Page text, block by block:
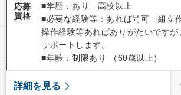
応募
資格
■学歴：あり 高校以上
■必要な経験等：あれば尚可 組立
操作経験等あればありがたいですが
サポートします。
■年齢：制限あり （60歳以上）
詳細を見る